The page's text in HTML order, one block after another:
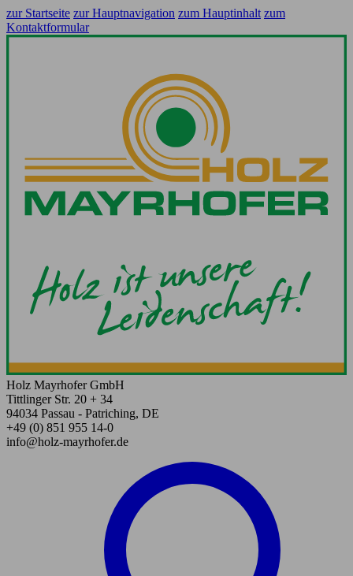
zur Startseite zur Hauptnavigation zum Hauptinhalt zum
Kontaktformular
Holz Mayrhofer GmbH
Tittlinger Str. 20 + 34
94034 Passau - Patriching, DE
+49 (0) 851 955 14-0
info@holz-mayrhofer.de